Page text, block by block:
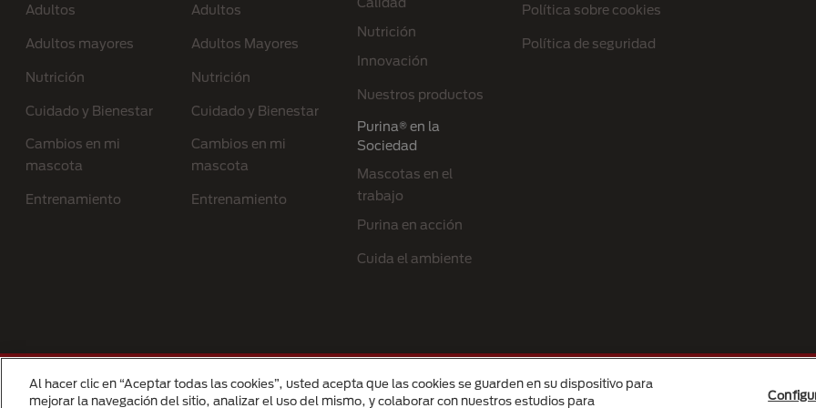
Adultos
Adultos mayores
Nutrición
Cuidado y Bienestar
Cambios en mi
mascota
Entrenamiento
Adultos
Adultos Mayores
Nutrición
Cuidado y Bienestar
Cambios en mi
mascota
Entrenamiento
Nutrición
Innovación
Nuestros productos
Purina® en la
Sociedad
Mascotas en el
trabajo
Purina en acción
Cuida el ambiente
Política sobre cookies
Política de seguridad
All Nestlé Purina trademarks owned by Société des Produits Nestlé S.A., Vevey, Switzerland or are used with permission.
Al hacer clic en “Aceptar todas las cookies”, usted acepta que las cookies se guarden en su dispositivo para
mejorar la navegación del sitio, analizar el uso del mismo, y colaborar con nuestros estudios para